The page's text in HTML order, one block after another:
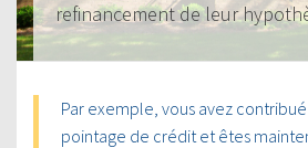
refinancement de leur
Par exemple, vous avez
pointage de crédit et êtes